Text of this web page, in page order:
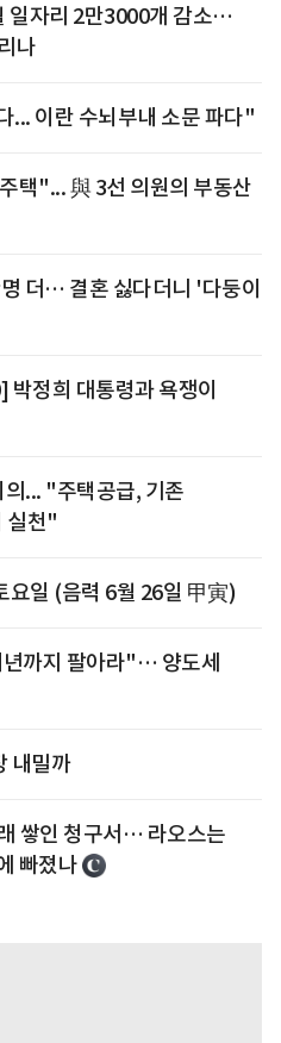
일자리 2만3000개 감소…
나
... 이란 수뇌부내 소문 파다"
택"... 與 3선 의원의 부동산
더… 결혼 싫다더니 '다둥이
정희 대통령과 욕쟁이
... "주택공급, 기존
실천"
요일 (음력 6월 26일 甲寅)
까지 팔아라"… 양도세
내밀까
쌓인 청구서… 라오스는
빠졌나